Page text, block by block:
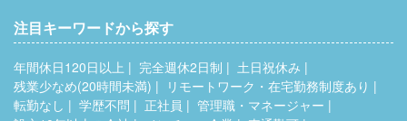
注目キーワードから探す
年間休日120日以上 完全週休2日制
土日祝休み
残業少なめ(20時間未満)
リモートワーク・在宅勤務制度あり
転勤なし
学歴不問 正社員
管理職・マネージャー